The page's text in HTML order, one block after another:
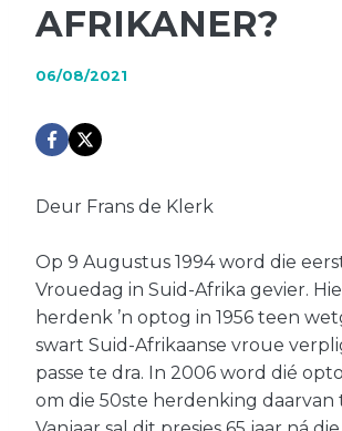
AFRIKANER?
06/08/2021
Deur Frans de Klerk
Op 9 Augustus 1994 word die
Vrouedag in Suid-Afrika gevier.
herdenk ’n optog in 1956 teen
swart Suid-Afrikaanse vroue
passe te dra. In 2006 word dié
om die 50ste herdenking daarvan